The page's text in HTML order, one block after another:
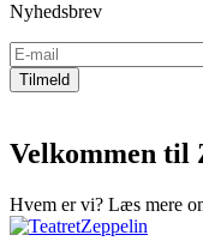
Nyhedsbrev
Velkommen til
Hvem er vi? Læs mere